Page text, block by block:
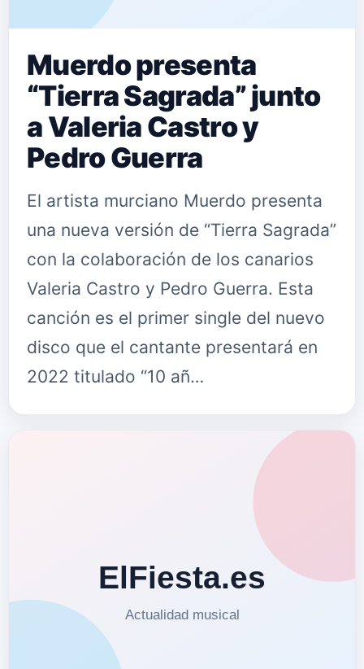
Muerdo presenta
“Tierra Sagrada” junto
a Valeria Castro y
Pedro Guerra
El artista murciano Muerdo presenta
una nueva versión de “Tierra Sagrada”
con la colaboración de los canarios
Valeria Castro y Pedro Guerra. Esta
canción es el primer single del nuevo
disco que el cantante presentará en
2022 titulado “10 añ…